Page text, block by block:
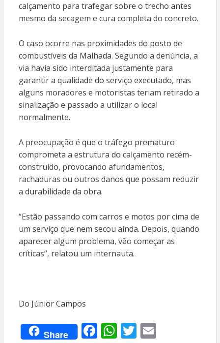
calçamento para trafegar sobre o trecho antes
mesmo da secagem e cura completa do concreto.
O caso ocorre nas proximidades do posto de
combustíveis da Malhada. Segundo a denúncia, a
via havia sido interditada justamente para
garantir a qualidade do serviço executado, mas
alguns moradores e motoristas teriam retirado a
sinalização e passado a utilizar o local
normalmente.
A preocupação é que o tráfego prematuro
comprometa a estrutura do calçamento recém-
construído, provocando afundamentos,
rachaduras ou outros danos que possam reduzir
a durabilidade da obra.
“Estão passando com carros e motos por cima de
um serviço que nem secou ainda. Depois, quando
aparecer algum problema, vão começar as
críticas”, relatou um internauta.
Do Júnior Campos
Share F W T E